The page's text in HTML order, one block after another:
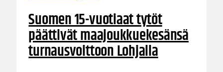
Suomen 15-vuotiaat tytöt
päättivät maajoukkuekesänsä
turnausvoittoon Lohjalla